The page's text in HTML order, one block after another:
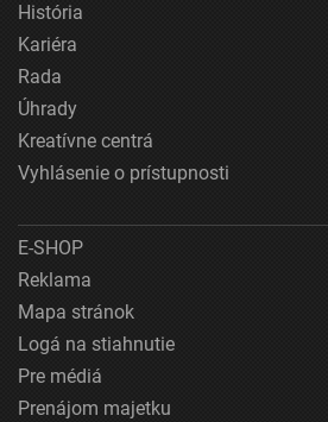
História
Kariéra
Rada
Úhrady
Kreatívne centrá
Vyhlásenie o prístupnosti
E-SHOP
Reklama
Mapa stránok
Logá na stiahnutie
Pre médiá
Prenájom majetku